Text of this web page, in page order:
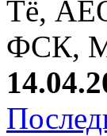
Тё,
ФСК,